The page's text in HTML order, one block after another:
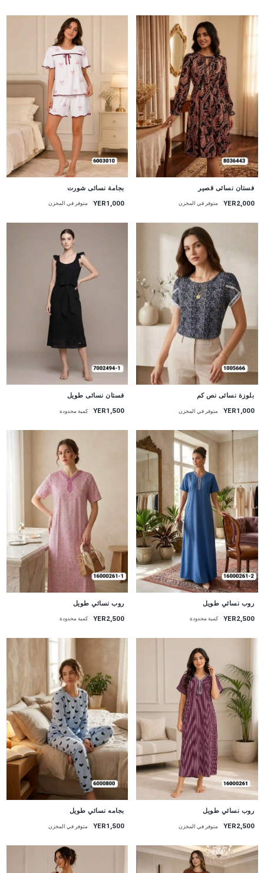
فستان نسائى قصير
YER2,000 متوفر في المخزن
بجامة نسائى شورت
YER1,000 متوفر في المخزن
جديد
بلوزة نسائى نص كم
YER1,000 متوفر في المخزن
جديد
فستان نسائى طويل
YER1,500 كمية محدودة
روب نسائي طويل
YER2,500 كمية محدودة
روب نسائي طويل
YER2,500 كمية محدودة
روب نسائي طويل
YER2,500 متوفر في المخزن
بجامه نسائي طويل
YER1,500 متوفر في المخزن